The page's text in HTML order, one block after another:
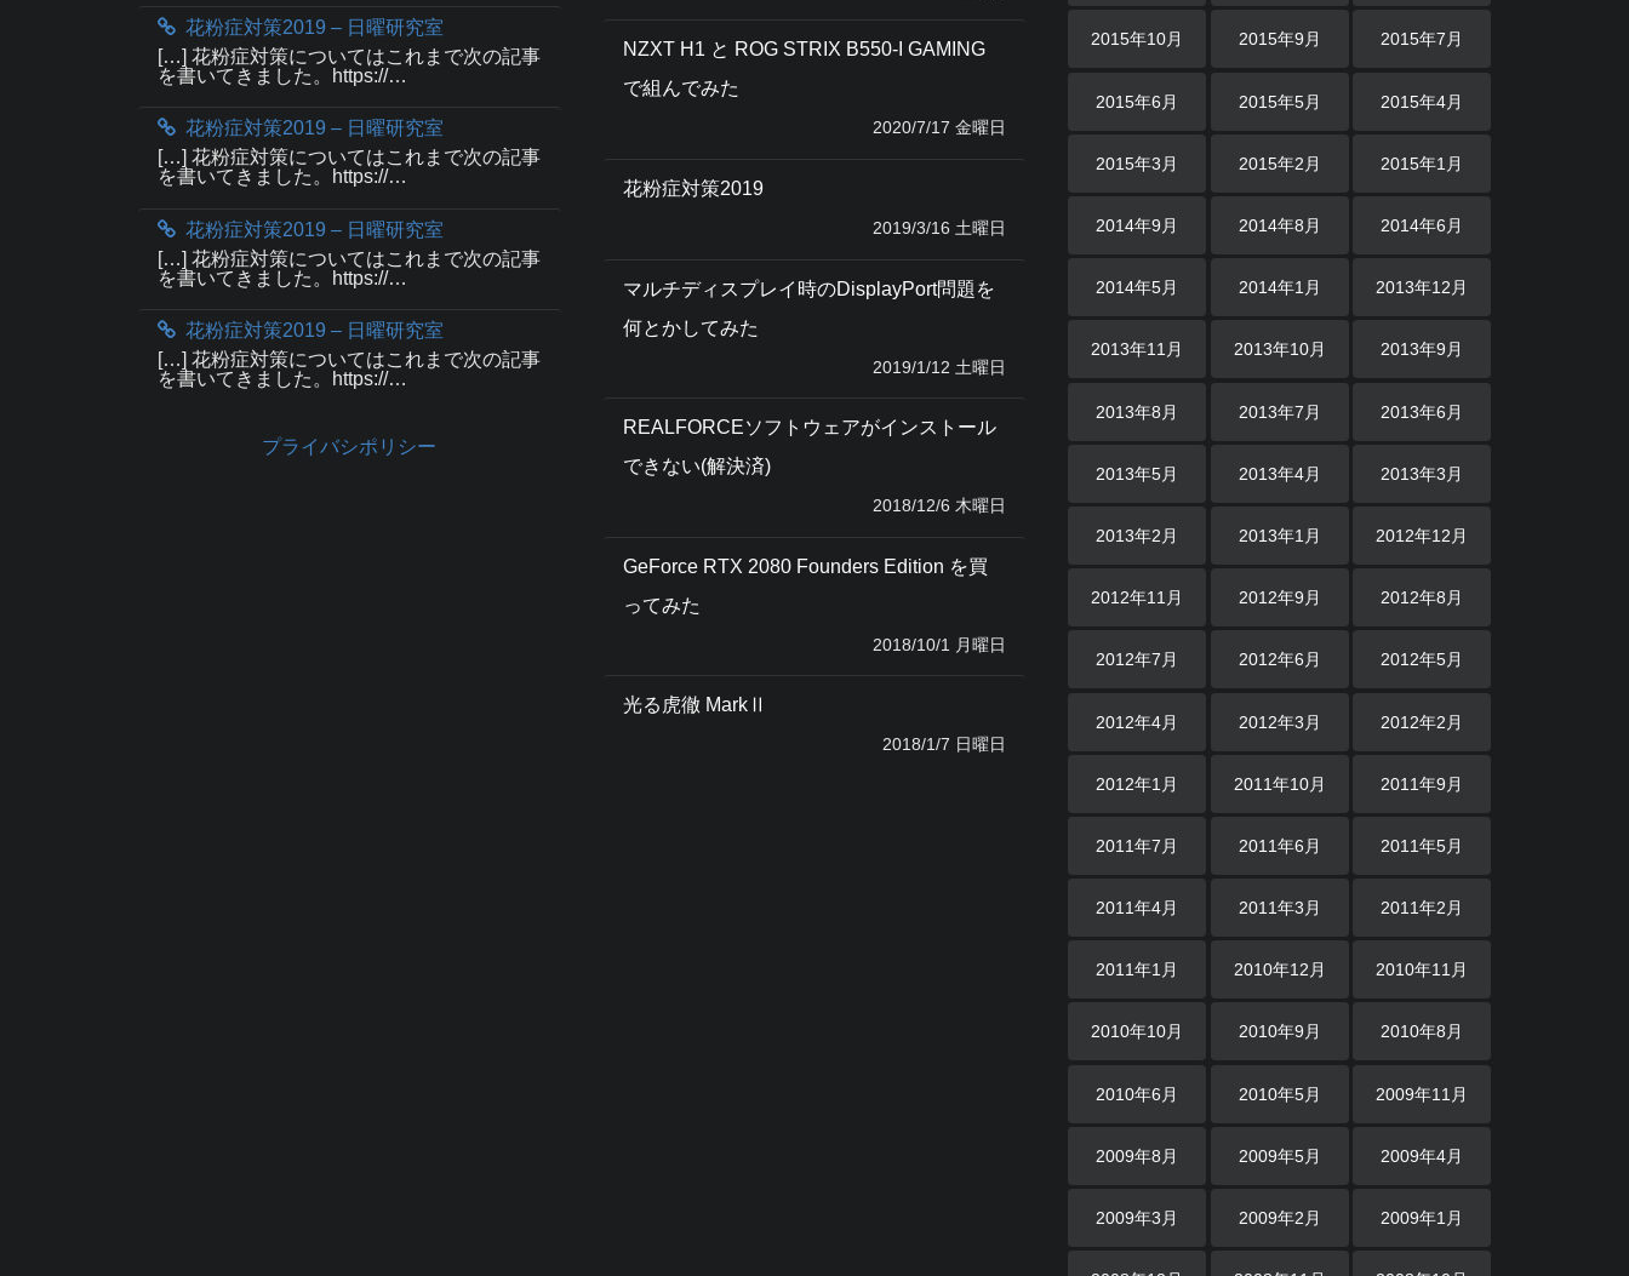
花粉症対策2019 – 日曜研究室
[…] 花粉症対策についてはこれまで次の記事
を書いてきました。https://…
花粉症対策2019 – 日曜研究室
[…] 花粉症対策についてはこれまで次の記事
を書いてきました。https://…
花粉症対策2019 – 日曜研究室
[…] 花粉症対策についてはこれまで次の記事
を書いてきました。https://…
花粉症対策2019 – 日曜研究室
[…] 花粉症対策についてはこれまで次の記事
を書いてきました。https://…
プライバシポリシー
NZXT H1 と ROG STRIX B550-I GAMING
で組んでみた
2020/7/17 金曜日
花粉症対策2019
2019/3/16 土曜日
マルチディスプレイ時のDisplayPort問題を
何とかしてみた
2019/1/12 土曜日
REALFORCEソフトウェアがインストール
できない(解決済)
2018/12/6 木曜日
GeForce RTX 2080 Founders Edition を買
ってみた
2018/10/1 月曜日
光る虎徹 MarkⅡ
2018/1/7 日曜日
2015年10月 2015年9月 2015年7月
2015年6月 2015年5月 2015年4月
2015年3月 2015年2月 2015年1月
2014年9月 2014年8月 2014年6月
2014年5月 2014年1月 2013年12月
2013年11月 2013年10月 2013年9月
2013年8月 2013年7月 2013年6月
2013年5月 2013年4月 2013年3月
2013年2月 2013年1月 2012年12月
2012年11月 2012年9月 2012年8月
2012年7月 2012年6月 2012年5月
2012年4月 2012年3月 2012年2月
2012年1月 2011年10月 2011年9月
2011年7月 2011年6月 2011年5月
2011年4月 2011年3月 2011年2月
2011年1月 2010年12月 2010年11月
2010年10月 2010年9月 2010年8月
2010年6月 2010年5月 2009年11月
2009年8月 2009年5月 2009年4月
2009年3月 2009年2月 2009年1月